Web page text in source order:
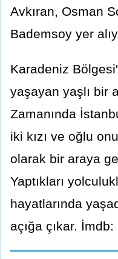
Avkıran, Osman
Bademsoy yer
Karadeniz
yaşayan yaşlı bir
Zamanında
iki kızı ve oğlu
olarak bir araya
Yaptıkları
hayatlarında
açığa çıkar. İmdb: